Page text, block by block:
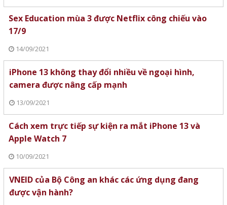
Sex Education mùa 3 được Netflix công chiếu vào
17/9
14/09/2021
iPhone 13 không thay đổi nhiều về ngoại hình,
camera được nâng cấp mạnh
13/09/2021
Cách xem trực tiếp sự kiện ra mắt iPhone 13 và
Apple Watch 7
10/09/2021
VNEID của Bộ Công an khác các ứng dụng đang
được vận hành?